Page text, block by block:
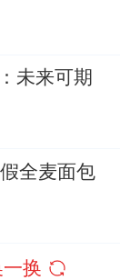
未来可期
全麦面包
换